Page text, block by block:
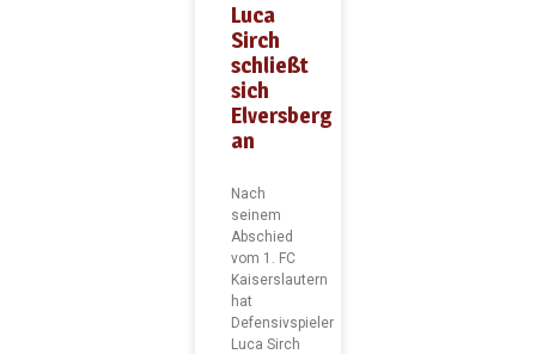
Luca
Sirch
schließt
sich
Elversberg
an
Nach
seinem
Abschied
vom 1. FC
Kaiserslautern
hat
Defensivspieler
Luca Sirch